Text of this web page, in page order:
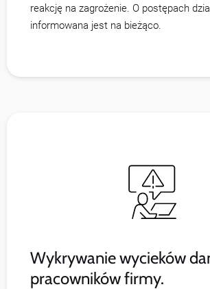
reakcję na zagrożenie. O postępach
informowana jest na bieżąco.
Wykrywanie wycieków
pracowników firmy.